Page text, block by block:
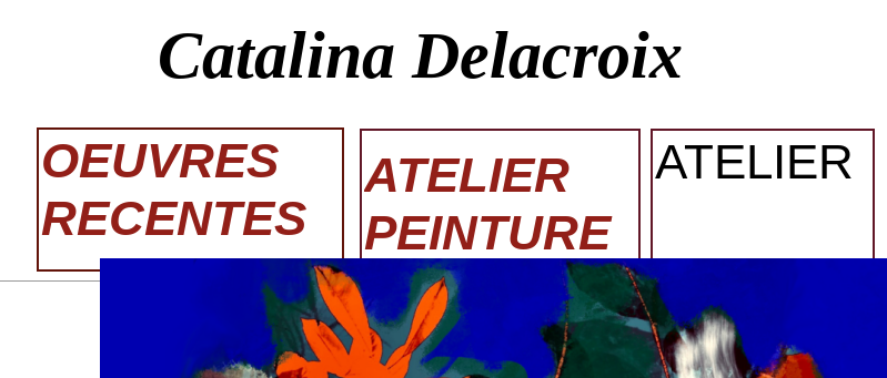
ATELIER
PEINTURE
OEUVRES
RECENTES
ATELIER
Catalina Delacroix